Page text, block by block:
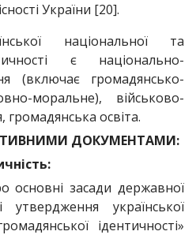
України [20].
національної та
є національно-
(включає громадянсько-
моральне), військово-
громадянська освіта.
ДОКУМЕНТАМИ:
основні засади державної
української
ідентичності»